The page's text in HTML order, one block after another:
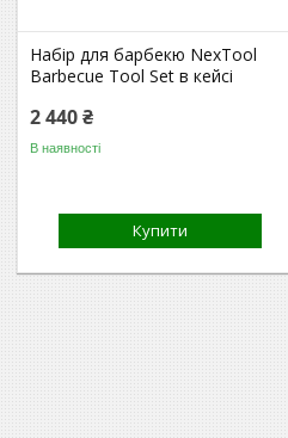
Набір для барбекю NexTool
Barbecue Tool Set в кейсі
2 440 ₴
В наявності
Купити